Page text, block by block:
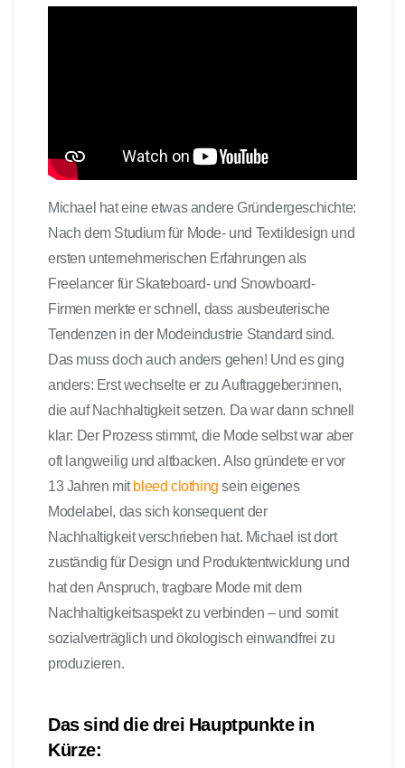
Michael hat eine etwas andere Gründergeschichte:
Nach dem Studium für Mode- und Textildesign und
ersten unternehmerischen Erfahrungen als
Freelancer für Skateboard- und Snowboard-
Firmen merkte er schnell, dass ausbeuterische
Tendenzen in der Modeindustrie Standard sind.
Das muss doch auch anders gehen! Und es ging
anders: Erst wechselte er zu Auftraggeber:innen,
die auf Nachhaltigkeit setzen. Da war dann schnell
klar: Der Prozess stimmt, die Mode selbst war aber
oft langweilig und altbacken. Also gründete er vor
13 Jahren mitbleed clothingsein eigenes
Modelabel, das sich konsequent der
Nachhaltigkeit verschrieben hat. Michael ist dort
zuständig für Design und Produktentwicklung und
hat den Anspruch, tragbare Mode mit dem
Nachhaltigkeitsaspekt zu verbinden – und somit
sozialverträglich und ökologisch einwandfrei zu
produzieren.
Das sind die drei Hauptpunkte in
Kürze: